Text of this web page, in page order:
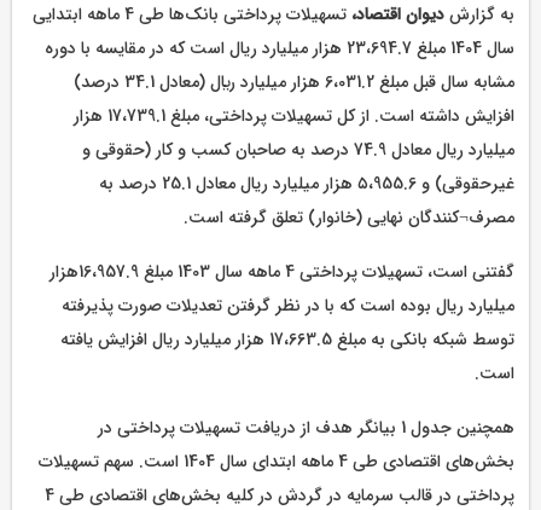
به گزارشدیوان اقتصاد،
تسهیلات پرداختی بانک‌ها طی 4 ماهه ابتدایی
سال 1404 مبلغ 23،694.7 هزار میلیارد ریال است که در مقایسه با دوره
مشابه سال قبل مبلغ 6،031.2 هزار ميليارد ريال (معادل 34.1 درصد)
افزايش داشته است. از کل تسهیلات پرداختی، مبلغ 17،739.1 هزار
میلیارد ریال معادل 74.9 درصد به صاحبان کسب و کار (حقوقی و
غیرحقوقی) و ۵،955.6 هزار میلیارد ریال معادل 25.1 درصد به
مصرف¬کنندگان نهایی (خانوار) تعلق گرفته است.
گفتنی است، تسهیلات پرداختی 4 ماهه سال 1403 مبلغ 16،957.9هزار
میلیارد ریال بوده است که با در نظر گرفتن تعدیلات صورت پذیرفته
توسط شبکه بانکی به مبلغ 17،663.5 هزار میلیارد ریال افزایش یافته
است.
همچنین جدول 1 بیانگر هدف از دریافت تسهیلات پرداختی در
بخش‌های اقتصادی طی 4 ماهه ابتدای سال 1404 است. سهم تسهیلات
پرداختی در قالب سرمایه در گردش در کلیه بخش‌های اقتصادی طی 4